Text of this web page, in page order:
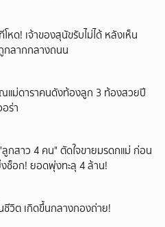
หด! เจ้าของสุนัขรับไม่ได้ หลังเห็น
กลากกลางถนน
แม่ดาราคนดังท้องลูก 3 ท้องสวยปี
ร่า
กสาว 4 คน" ตัดใจขายมรดกแม่ ก่อน
งช็อก! ยอดพุ่งทะลุ 4 ล้าน!
นชีวิต เกิดขึ้นกลางกองถ่าย!